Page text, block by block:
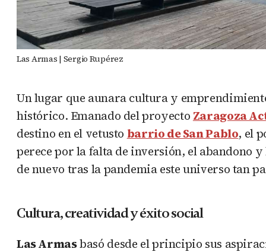
Las Armas | Sergio Rupérez
Un lugar que aunara cultura y
histórico. Emanado del proyecto Zaragoza
destino en el vetusto barrio de San Pablo, el
perece por la falta de inversión, el abandono
de nuevo tras la pandemia este universo tan
Cultura, creatividad y éxito social
Las Armasbasó desde el principio sus